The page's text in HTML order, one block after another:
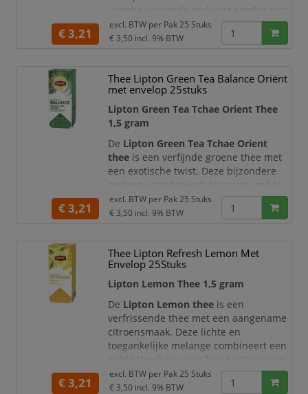
de zachte, milde smaak van groene
thee met frisse citrustonen voor een
De zorgvuldig geselecteerde
ingrediënten zorgen voor een
harmonieuze balans tussen frisheid en
zachtheid. Dankzij de theezakjes van
1,5 gram geni
€ 3,21
excl. BTW per Pak 25 Stuks
€ 3,50 incl. 9% BTW
Thee Lipton Green Tea Balance Oriënt
met envelop 25stuks
Lipton Green Tea Tchae Orient Thee
1,5 gram
De Lipton Green Tea Tchae Orient
thee is een verfijnde groene thee met
een exotische twist. Deze bijzondere
smaak van groene thee met kruidige en
oosterse aroma’s voor een unieke en
De zorgvuldig samengestelde blend
zorgt voor een harmonieuze balans
tussen frisheid en kruidigheid. Dankzij
de theezakjes van 1,5 gram geniet u
altijd van
€ 3,21
excl. BTW per Pak 25 Stuks
€ 3,50 incl. 9% BTW
Thee Lipton Refresh Lemon Met
Envelop 25Stuks
Lipton Lemon Thee 1,5 gram
De Lipton Lemon thee is een
verfrissende thee met een aangename
citroensmaak. Deze lichte en
toegankelijke melange combineert een
milde theebasis met frisse citrusnoten,
wat zorgt voor een verkwikkende en
aromatische thee-ervaring.
€ 3,21
excl. BTW per Pak 25 Stuks
€ 3,50 incl. 9% BTW